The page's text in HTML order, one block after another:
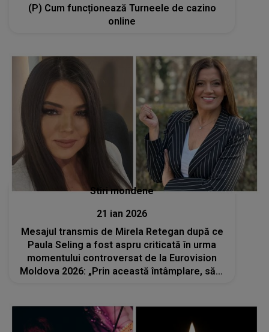
(P) Cum funcționează Turneele de cazino
online
Stiri mondene
21 ian 2026
Mesajul transmis de Mirela Retegan după ce
Paula Seling a fost aspru criticată în urma
momentului controversat de la Eurovision
Moldova 2026: „Prin această întâmplare, să-ți